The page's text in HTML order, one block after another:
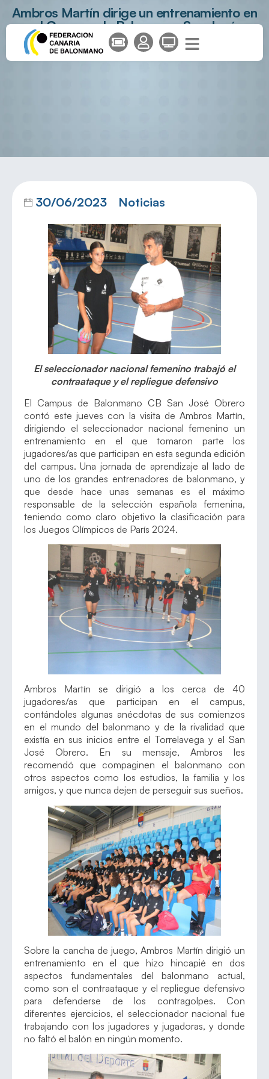
Ambros Martín dirige un entrenamiento en
el Campus de Balonmano San José
Obrero
30/06/2023 Noticias
El seleccionador nacional femenino trabajó el
contraataque y el repliegue defensivo
El Campus de Balonmano CB San José Obrero
contó este jueves con la visita de Ambros Martín,
dirigiendo el seleccionador nacional femenino un
entrenamiento en el que tomaron parte los
jugadores/as que participan en esta segunda edición
del campus. Una jornada de aprendizaje al lado de
uno de los grandes entrenadores de balonmano, y
que desde hace unas semanas es el máximo
responsable de la selección española femenina,
teniendo como claro objetivo la clasificación para
los Juegos Olímpicos de París 2024.
Ambros Martín se dirigió a los cerca de 40
jugadores/as que participan en el campus,
contándoles algunas anécdotas de sus comienzos
en el mundo del balonmano y de la rivalidad que
existía en sus inicios entre el Torrelavega y el San
José Obrero. En su mensaje, Ambros les
recomendó que compaginen el balonmano con
otros aspectos como los estudios, la familia y los
amigos, y que nunca dejen de perseguir sus sueños.
Sobre la cancha de juego, Ambros Martín dirigió un
entrenamiento en el que hizo hincapié en dos
aspectos fundamentales del balonmano actual,
como son el contraataque y el repliegue defensivo
para defenderse de los contragolpes. Con
diferentes ejercicios, el seleccionador nacional fue
trabajando con los jugadores y jugadoras, y donde
no faltó el balón en ningún momento.